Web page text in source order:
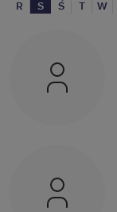
R
S Ś T W